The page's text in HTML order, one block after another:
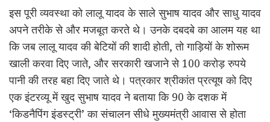
इस पूरी व्यवस्था को लालू यादव के साले सुभाष यादव और साधु यादव
अपने तरीके से और मजबूत करते थे। उनके दबदबे का आलम यह था
कि जब लालू यादव की बेटियों की शादी होती, तो गाड़ियों के शोरूम
खाली करवा दिए जाते, और सरकारी खजाने से 100 करोड़ रुपये
पानी की तरह बहा दिए जाते थे। पत्रकार श्रीकांत प्रत्यूष को दिए
एक इंटरव्यू में खुद सुभाष यादव ने बताया कि 90 के दशक में
‘किडनैपिंग इंडस्ट्री’ का संचालन सीधे मुख्यमंत्री आवास से होता